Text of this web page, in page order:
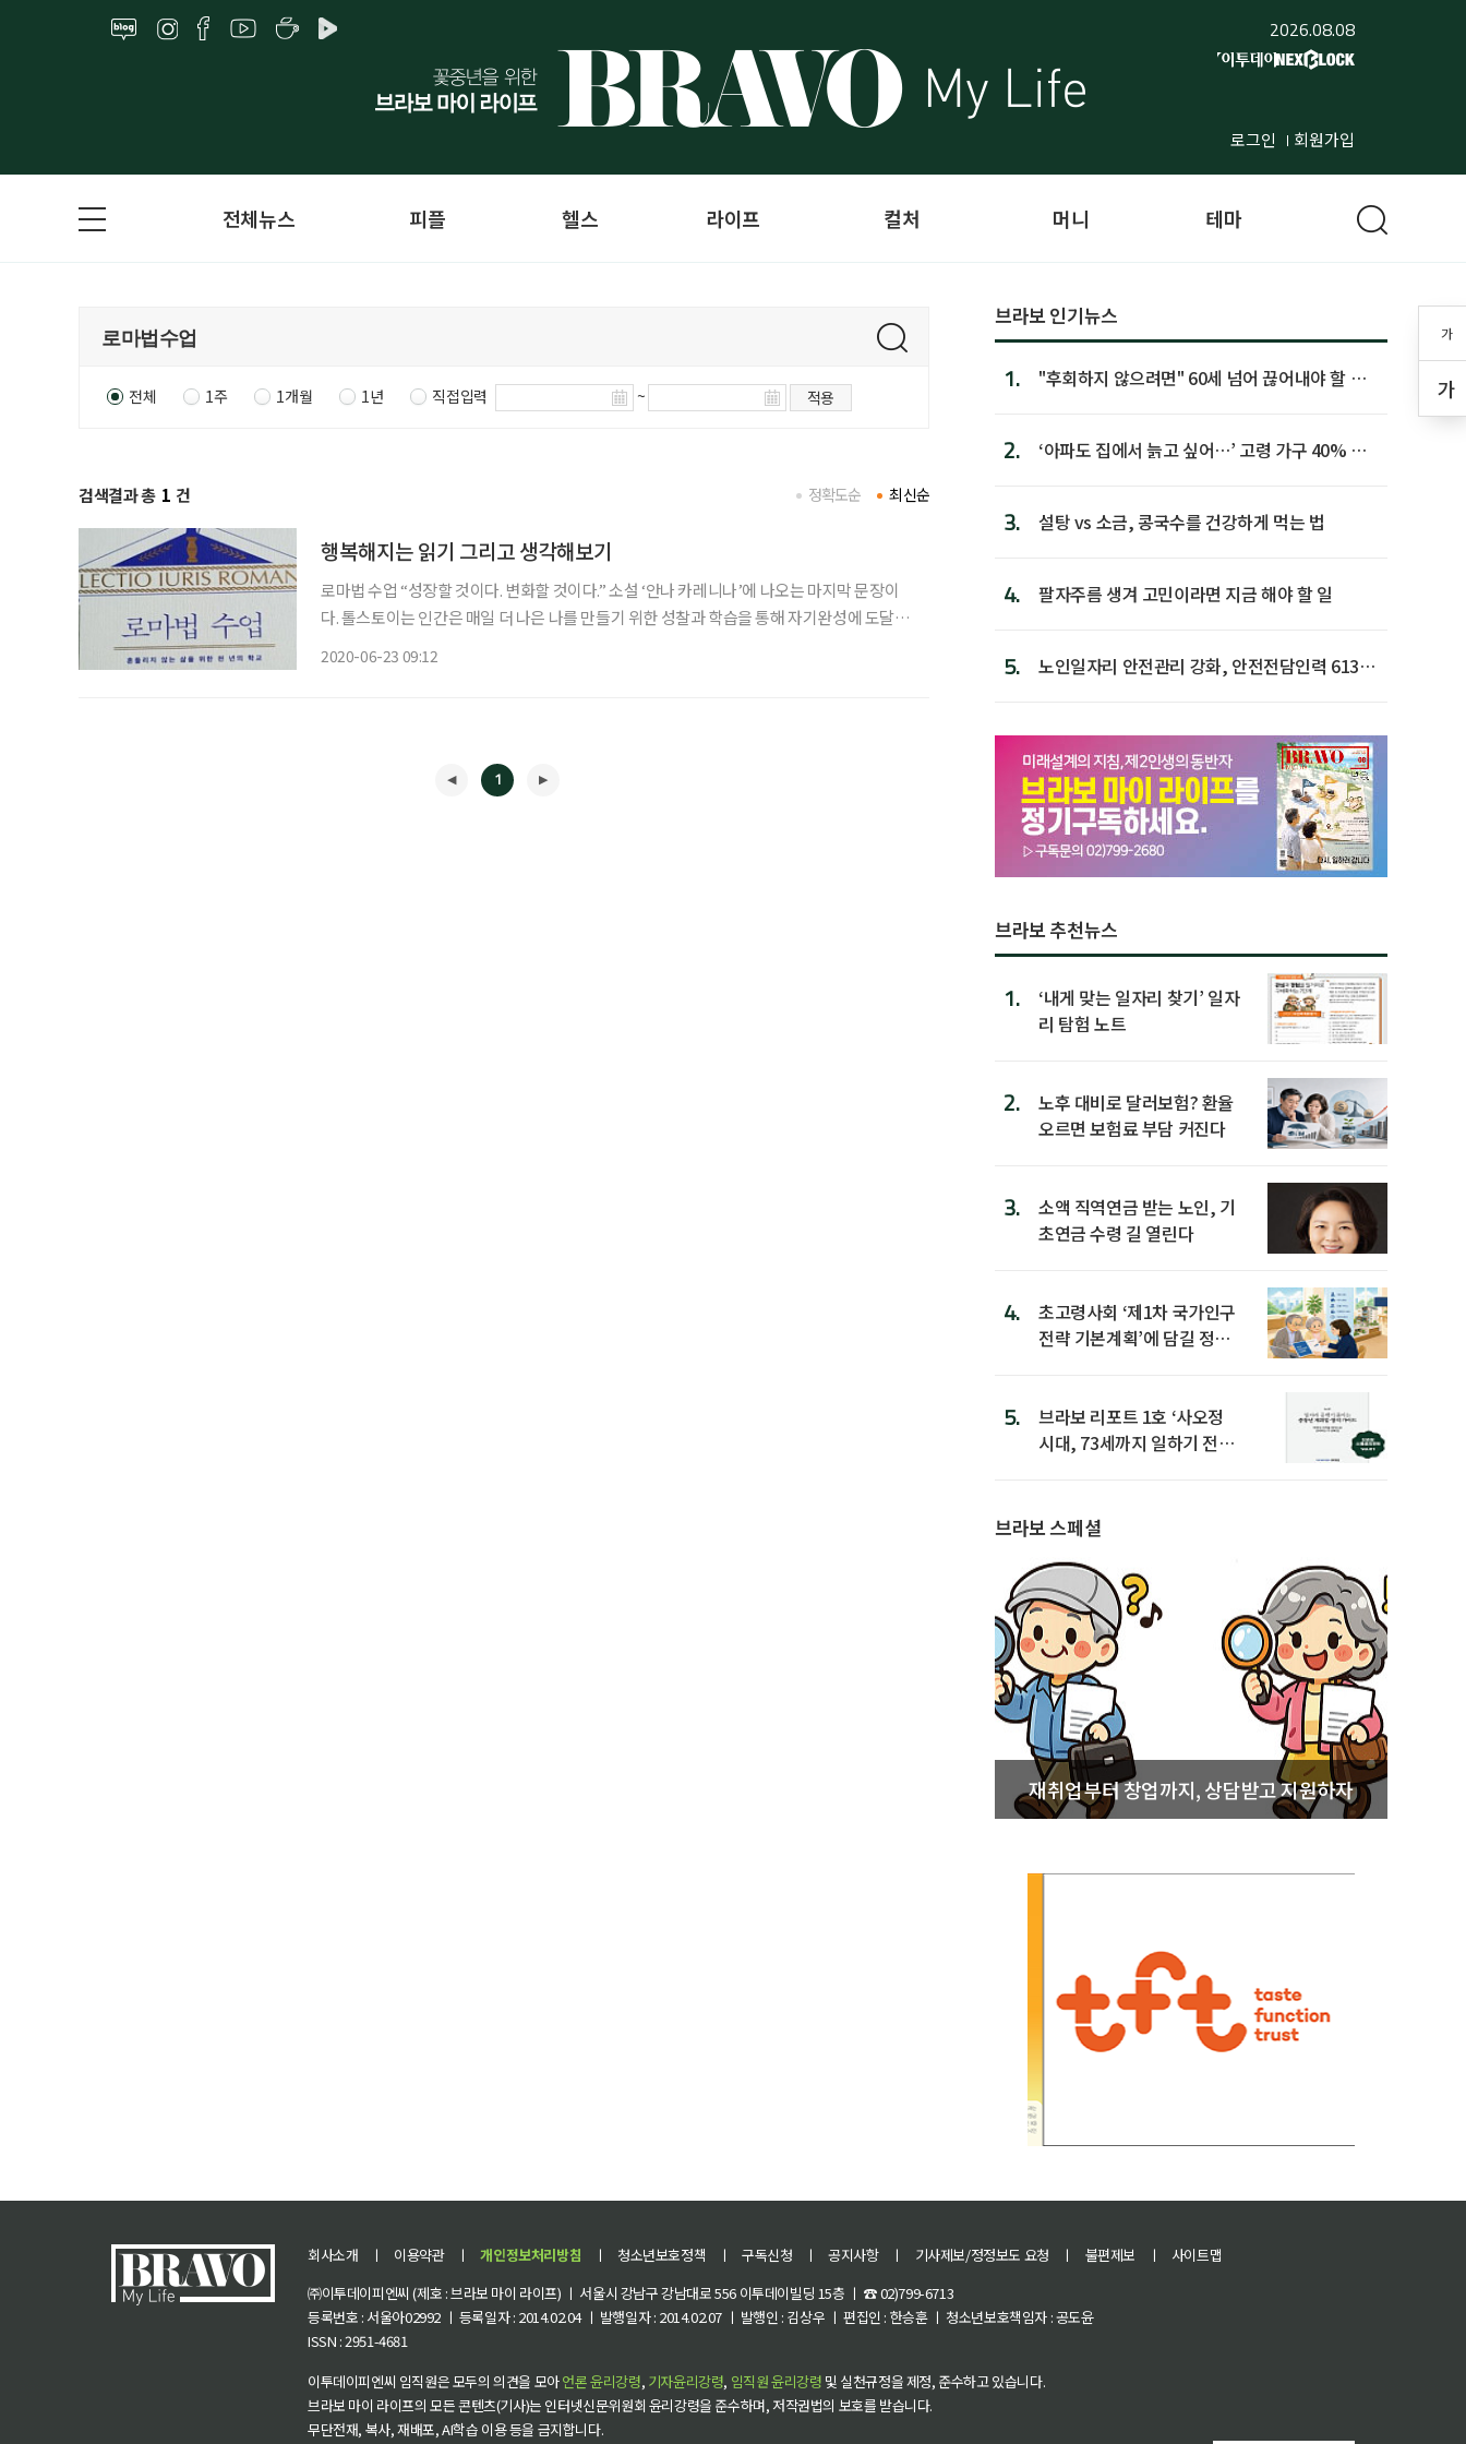
2026.08.08
로그인 회원가입
가
가
전체뉴스 피플 헬스 라이프 컬처 머니 테마
전체 1주 1개월 1년 직접입력 ~ 적용
검색결과 총 1 건 최신순
정확도순
행복해지는 읽기 그리고 생각해보기
로마법 수업 “성장할 것이다. 변화할 것이다.” 소설 ‘안나 카레니나’에 나오는 마지막 문장이
다. 톨스토이는 인간은 매일 더 나은 나를 만들기 위한 성찰과 학습을 통해 자기완성에 도달해
2020-06-23 09:12
1
브라보 인기뉴스
1.
"후회하지 않으려면" 60세 넘어 끊어내야 할 사
2.
‘아파도 집에서 늙고 싶어…’ 고령 가구 40% 노
3. 설탕 vs 소금, 콩국수를 건강하게 먹는 법
4. 팔자주름 생겨 고민이라면 지금 해야 할 일
5.
노인일자리 안전관리 강화, 안전전담인력 613명
브라보 추천뉴스
1.
‘내게 맞는 일자리 찾기’ 일자
리 탐험 노트
2.
노후 대비로 달러보험? 환율
오르면 보험료 부담 커진다
3.
소액 직역연금 받는 노인, 기
초연금 수령 길 열린다
4.
초고령사회 ‘제1차 국가인구
전략 기본계획’에 담길 정책
5.
브라보 리포트 1호 ‘사오정
시대, 73세까지 일하기 전략’
브라보 스페셜
재취업부터 창업까지, 상담받고 지원하자
회사소개 ㅣ 이용약관 ㅣ 개인정보처리방침 ㅣ 청소년보호정책 ㅣ 구독신청 ㅣ 공지사항 ㅣ 기사제보/정정보도 요청 ㅣ 불편제보 ㅣ
사이트맵
㈜이투데이피엔씨 (제호 : 브라보 마이 라이프) ㅣ 서울시 강남구 강남대로 556 이투데이빌딩 15층 ㅣ ☎ 02)799-6713
등록번호 : 서울아02992 ㅣ 등록일자 : 2014.02.04 ㅣ 발행일자 : 2014.02.07 ㅣ 발행인 : 김상우 ㅣ 편집인 : 한승훈 ㅣ 청소년보호책임자 : 공도윤
ISSN : 2951-4681
이투데이피엔씨 임직원은 모두의 의견을 모아언론 윤리강령, 기자윤리강령, 임직원 윤리강령 및 실천규정을 제정, 준수하고 있습니다.
브라보 마이 라이프의 모든 콘텐츠(기사)는 인터넷신문위원회 윤리강령을 준수하며, 저작권법의 보호를 받습니다.
무단전재, 복사, 재배포, AI학습 이용 등을 금지합니다.